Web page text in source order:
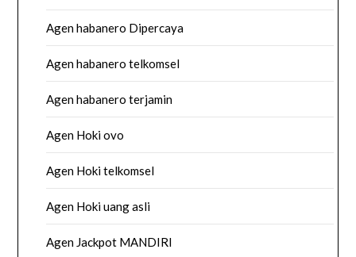
Agen habanero Dipercaya
Agen habanero telkomsel
Agen habanero terjamin
Agen Hoki ovo
Agen Hoki telkomsel
Agen Hoki uang asli
Agen Jackpot MANDIRI